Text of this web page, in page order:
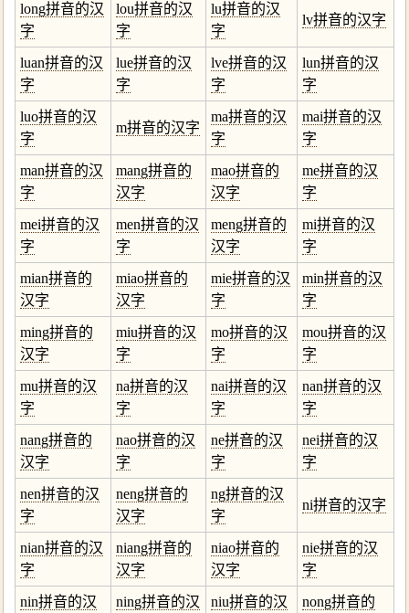
long拼音的汉
字
lou拼音的汉
字
lu拼音的汉
字
lv拼音的汉字
luan拼音的汉
字
lue拼音的汉
字
lve拼音的汉
字
lun拼音的汉
字
luo拼音的汉
字
m拼音的汉字
ma拼音的汉
字
mai拼音的汉
字
man拼音的汉
字
mang拼音的
汉字
mao拼音的
汉字
me拼音的汉
字
mei拼音的汉
字
men拼音的汉
字
meng拼音的
汉字
mi拼音的汉
字
mian拼音的
汉字
miao拼音的
汉字
mie拼音的汉
字
min拼音的汉
字
ming拼音的
汉字
miu拼音的汉
字
mo拼音的汉
字
mou拼音的汉
字
mu拼音的汉
字
na拼音的汉
字
nai拼音的汉
字
nan拼音的汉
字
nang拼音的
汉字
nao拼音的汉
字
ne拼音的汉
字
nei拼音的汉
字
nen拼音的汉
字
neng拼音的
汉字
ng拼音的汉
字
ni拼音的汉字
nian拼音的汉
字
niang拼音的
汉字
niao拼音的
汉字
nie拼音的汉
字
nin拼音的汉 ning拼音的汉 niu拼音的汉 nong拼音的